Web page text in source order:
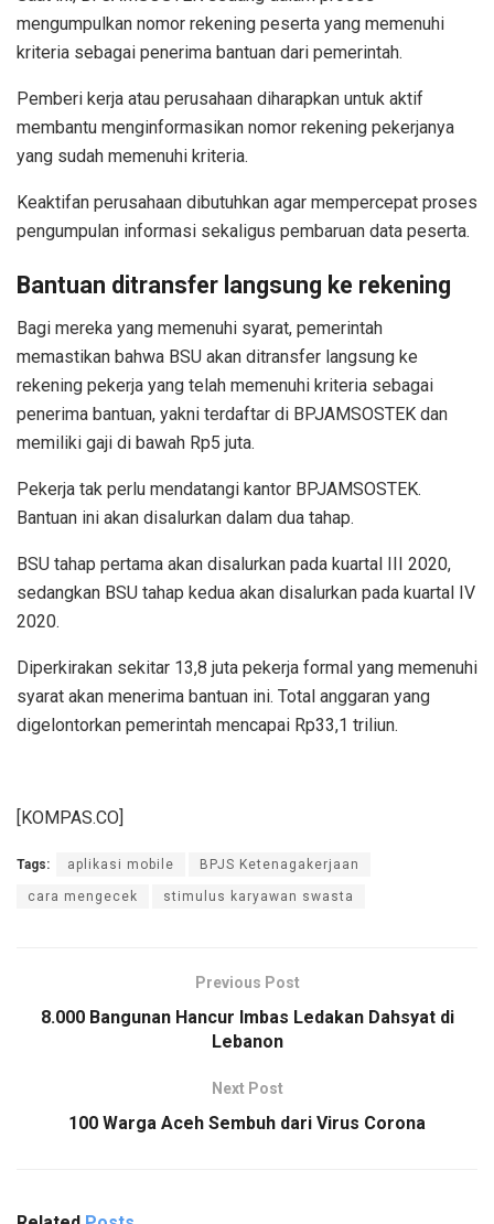
mengumpulkan nomor rekening peserta yang memenuhi
kriteria sebagai penerima bantuan dari pemerintah.
Pemberi kerja atau perusahaan diharapkan untuk aktif
membantu menginformasikan nomor rekening pekerjanya
yang sudah memenuhi kriteria.
Keaktifan perusahaan dibutuhkan agar mempercepat proses
pengumpulan informasi sekaligus pembaruan data peserta.
Bantuan ditransfer langsung ke rekening
Bagi mereka yang memenuhi syarat, pemerintah
memastikan bahwa BSU akan ditransfer langsung ke
rekening pekerja yang telah memenuhi kriteria sebagai
penerima bantuan, yakni terdaftar di BPJAMSOSTEK dan
memiliki gaji di bawah Rp5 juta.
Pekerja tak perlu mendatangi kantor BPJAMSOSTEK.
Bantuan ini akan disalurkan dalam dua tahap.
BSU tahap pertama akan disalurkan pada kuartal III 2020,
sedangkan BSU tahap kedua akan disalurkan pada kuartal IV
2020.
Diperkirakan sekitar 13,8 juta pekerja formal yang memenuhi
syarat akan menerima bantuan ini. Total anggaran yang
digelontorkan pemerintah mencapai Rp33,1 triliun.
[KOMPAS.CO]
Tags: aplikasi mobile BPJS Ketenagakerjaan
cara mengecek stimulus karyawan swasta
Previous Post
8.000 Bangunan Hancur Imbas Ledakan Dahsyat di
Lebanon
Next Post
100 Warga Aceh Sembuh dari Virus Corona